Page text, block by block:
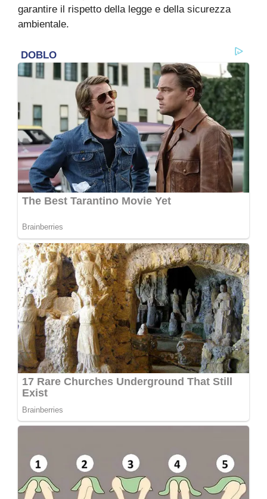
garantire il rispetto della legge e della sicurezza
ambientale.